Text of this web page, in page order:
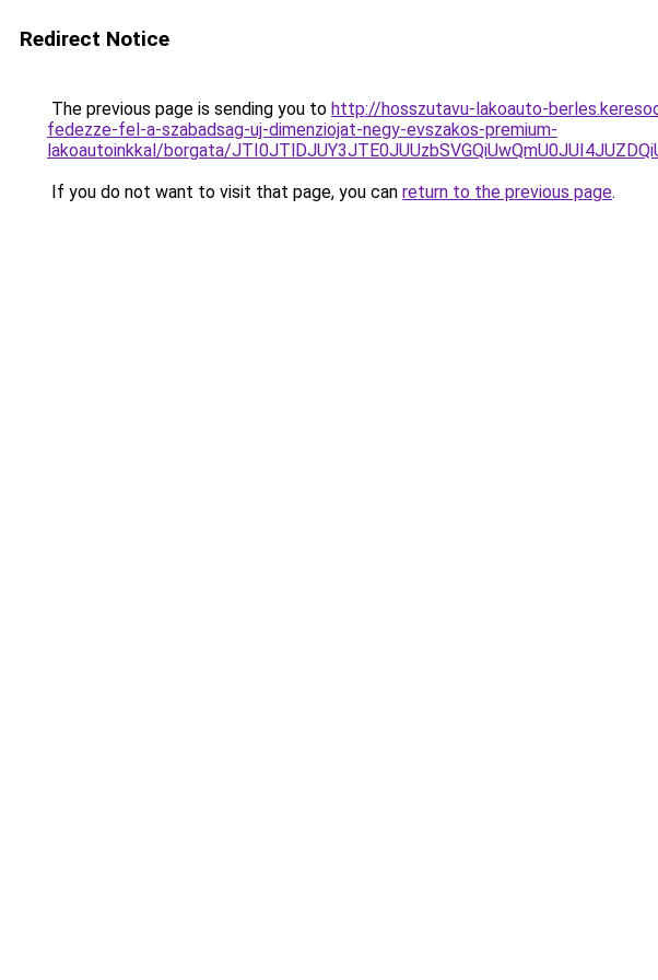
Redirect Notice
The previous page is sending you to http://hosszutavu-lakoauto-
fedezze-fel-a-szabadsag-uj-dimenziojat-negy-evszakos-premium-
lakoautoinkkal/borgata/
If you do not want to visit that page, you can return to the previous page.